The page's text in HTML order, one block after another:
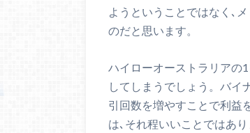
ようということではなく､
のだと思います。
ハイローオーストラリアの
してしまうでしょう。バイ
引回数を増やすことで利益
は､それ程いいことではあり